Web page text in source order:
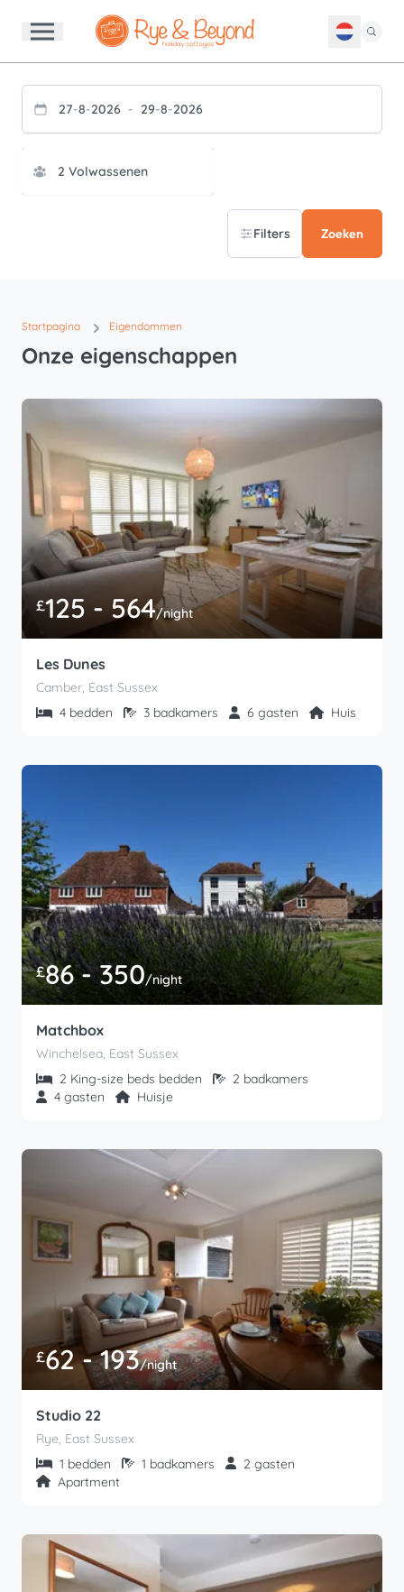
27-8-2026 - 29-8-2026
Filters Zoeken
Startpagina Eigendommen
Onze eigenschappen
£125 - 564/night
Les Dunes
Camber, East Sussex
4 bedden
3 badkamers 6 gasten Huis
£86 - 350/night
Matchbox
Winchelsea, East Sussex
2 King-size beds bedden
2 badkamers
4 gasten
Huisje
£62 - 193/night
Studio 22
Rye, East Sussex
1 bedden
1 badkamers
2 gasten
Apartment